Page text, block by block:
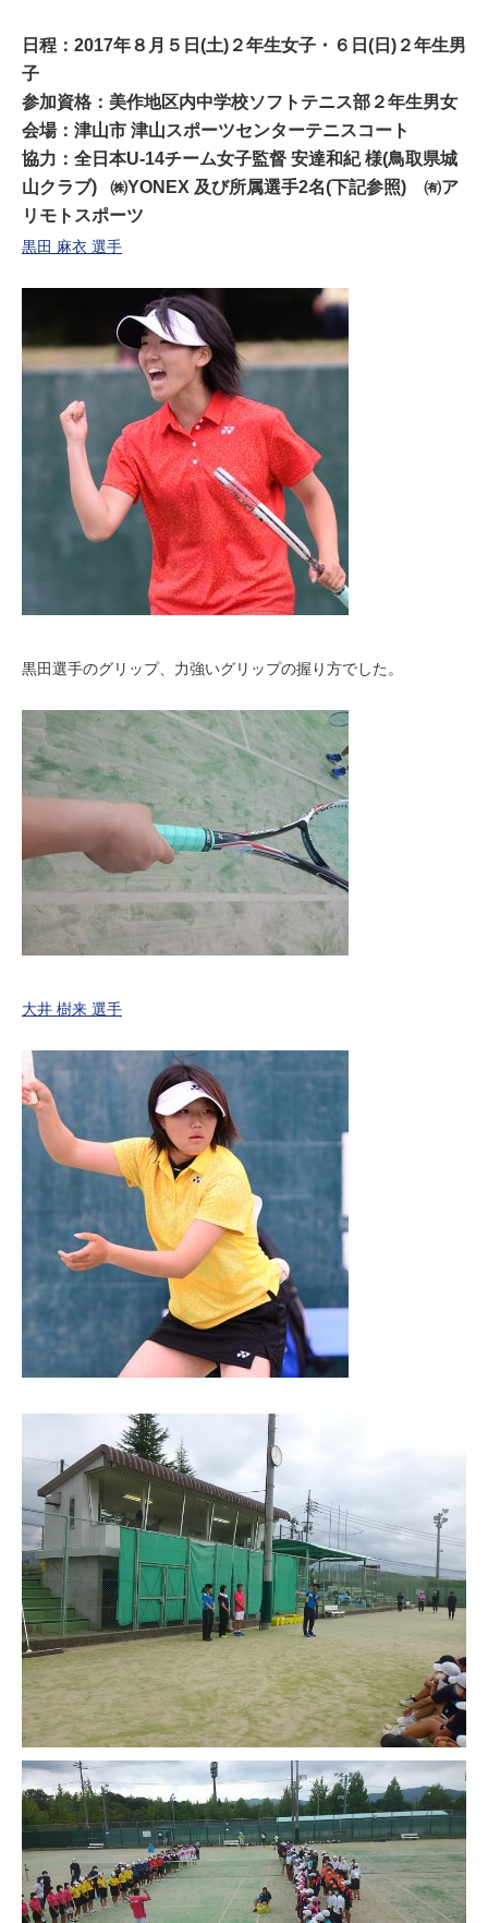
日程：2017年８月５日(土)２年生女子・６日(日)２年生男
子
参加資格：美作地区内中学校ソフトテニス部２年生男女
会場：津山市 津山スポーツセンターテニスコート
協力： 全日本U-14チーム女子監督 安達和紀 様(鳥取県城
山クラブ) ㈱YONEX 及び所属選手2名(下記参照) ㈲ア
リモトスポーツ
黒田 麻衣 選手
黒田選手のグリップ、力強いグリップの握り方でした。
大井 樹来 選手